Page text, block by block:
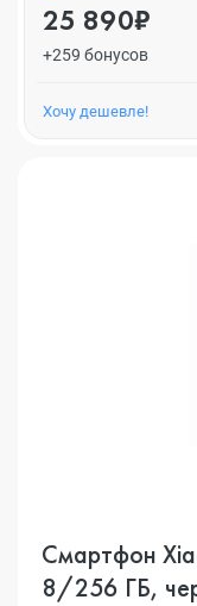
25 890₽
+259 бонусов
Хочу дешевле!
Смартфон
8/256 ГБ,